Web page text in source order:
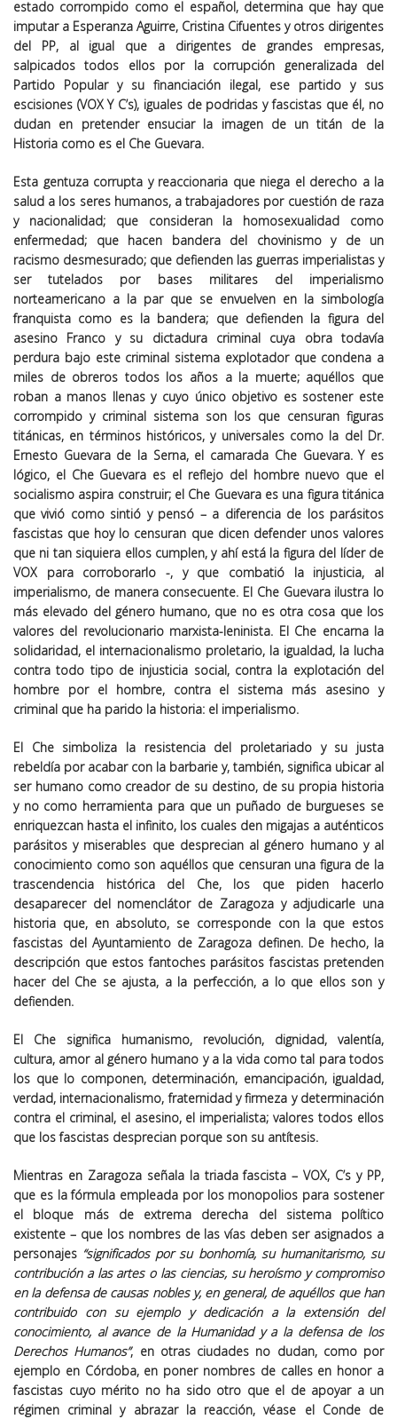
estado corrompido como el español, determina que hay que
imputar a Esperanza Aguirre, Cristina Cifuentes y otros dirigentes
del PP, al igual que a dirigentes de grandes empresas,
salpicados todos ellos por la corrupción generalizada del
Partido Popular y su financiación ilegal, ese partido y sus
escisiones (VOX Y C’s), iguales de podridas y fascistas que él, no
dudan en pretender ensuciar la imagen de un titán de la
Historia como es el Che Guevara.
Esta gentuza corrupta y reaccionaria que niega el derecho a la
salud a los seres humanos, a trabajadores por cuestión de raza
y nacionalidad; que consideran la homosexualidad como
enfermedad; que hacen bandera del chovinismo y de un
racismo desmesurado; que defienden las guerras imperialistas y
ser tutelados por bases militares del imperialismo
norteamericano a la par que se envuelven en la simbología
franquista como es la bandera; que defienden la figura del
asesino Franco y su dictadura criminal cuya obra todavía
perdura bajo este criminal sistema explotador que condena a
miles de obreros todos los años a la muerte; aquéllos que
roban a manos llenas y cuyo único objetivo es sostener este
corrompido y criminal sistema son los que censuran figuras
titánicas, en términos históricos, y universales como la del Dr.
Ernesto Guevara de la Serna, el camarada Che Guevara. Y es
lógico, el Che Guevara es el reflejo del hombre nuevo que el
socialismo aspira construir; el Che Guevara es una figura titánica
que vivió como sintió y pensó – a diferencia de los parásitos
fascistas que hoy lo censuran que dicen defender unos valores
que ni tan siquiera ellos cumplen, y ahí está la figura del líder de
VOX para corroborarlo -, y que combatió la injusticia, al
imperialismo, de manera consecuente. El Che Guevara ilustra lo
más elevado del género humano, que no es otra cosa que los
valores del revolucionario marxista-leninista. El Che encarna la
solidaridad, el internacionalismo proletario, la igualdad, la lucha
contra todo tipo de injusticia social, contra la explotación del
hombre por el hombre, contra el sistema más asesino y
criminal que ha parido la historia: el imperialismo.
El Che simboliza la resistencia del proletariado y su justa
rebeldía por acabar con la barbarie y, también, significa ubicar al
ser humano como creador de su destino, de su propia historia
y no como herramienta para que un puñado de burgueses se
enriquezcan hasta el infinito, los cuales den migajas a auténticos
parásitos y miserables que desprecian al género humano y al
conocimiento como son aquéllos que censuran una figura de la
trascendencia histórica del Che, los que piden hacerlo
desaparecer del nomenclátor de Zaragoza y adjudicarle una
historia que, en absoluto, se corresponde con la que estos
fascistas del Ayuntamiento de Zaragoza definen. De hecho, la
descripción que estos fantoches parásitos fascistas pretenden
hacer del Che se ajusta, a la perfección, a lo que ellos son y
defienden.
El Che significa humanismo, revolución, dignidad, valentía,
cultura, amor al género humano y a la vida como tal para todos
los que lo componen, determinación, emancipación, igualdad,
verdad, internacionalismo, fraternidad y firmeza y determinación
contra el criminal, el asesino, el imperialista; valores todos ellos
que los fascistas desprecian porque son su antítesis.
Mientras en Zaragoza señala la triada fascista – VOX, C’s y PP,
que es la fórmula empleada por los monopolios para sostener
el bloque más de extrema derecha del sistema político
existente – que los nombres de las vías deben ser asignados a
personajes “significados por su bonhomía, su humanitarismo, su
contribución a las artes o las ciencias, su heroísmo y compromiso
en la defensa de causas nobles y, en general, de aquéllos que han
contribuido con su ejemplo y dedicación a la extensión del
conocimiento, al avance de la Humanidad y a la defensa de los
Derechos Humanos”, en otras ciudades no dudan, como por
ejemplo en Córdoba, en poner nombres de calles en honor a
fascistas cuyo mérito no ha sido otro que el de apoyar a un
régimen criminal y abrazar la reacción, véase el Conde de